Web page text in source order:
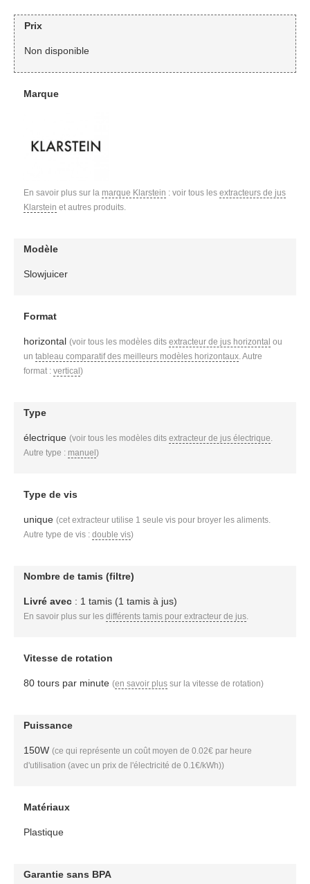
Prix
Non disponible
Marque
En savoir plus sur la marque Klarstein : voir tous les extracteurs de jus
Klarstein et autres produits.
Modèle
Slowjuicer
Format
horizontal (voir tous les modèles dits extracteur de jus horizontal ou
un tableau comparatif des meilleurs modèles horizontaux. Autre
format : vertical )
Type
électrique (voir tous les modèles dits extracteur de jus électrique.
Autre type : manuel )
Type de vis
unique (cet extracteur utilise 1 seule vis pour broyer les aliments.
Autre type de vis : double vis)
Nombre de tamis (filtre)
Livré avec: 1 tamis (1 tamis à jus)
En savoir plus sur les différents tamis pour extracteur de jus.
Vitesse de rotation
80 tours par minute (en savoir plussur la vitesse de rotation)
Puissance
150W (ce qui représente un coût moyen de 0.02€ par heure
d'utilisation (avec un prix de l'électricité de 0.1€/kWh))
Matériaux
Plastique
Garantie sans BPA